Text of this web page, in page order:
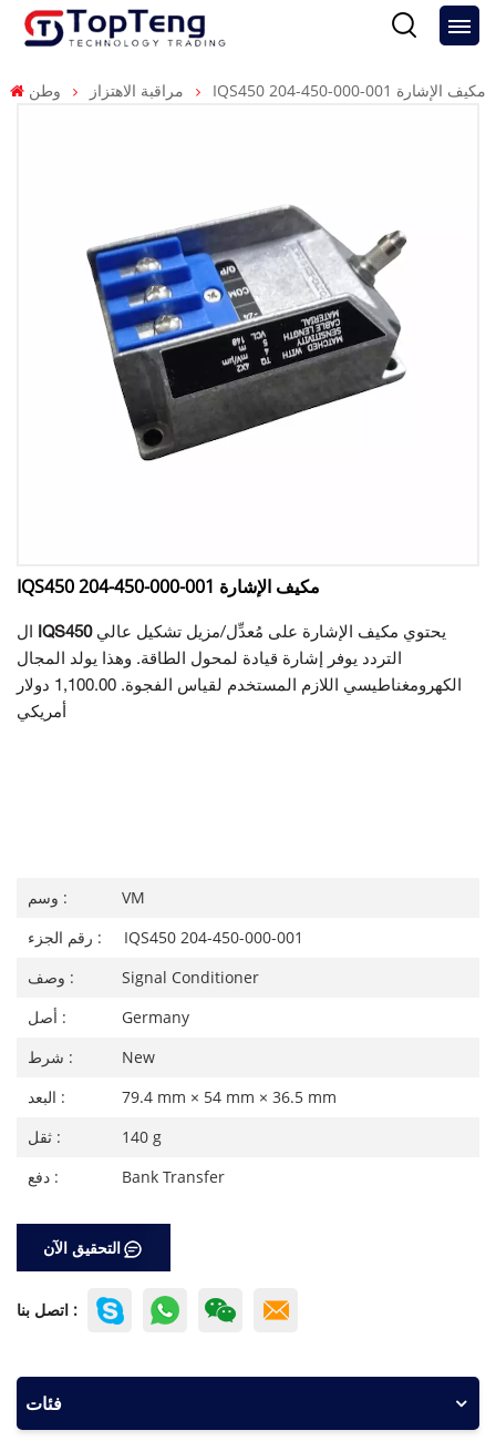
وطن مراقبة الاهتزاز IQS450 204-450-000-001 مكيف الإشارة
IQS450 204-450-000-001 مكيف الإشارة
IQS450 يحتوي مكيف الإشارة على مُعدِّل/مزيل تشكيل عالي
التردد يوفر إشارة قيادة لمحول الطاقة. وهذا يولد المجال
الكهرومغناطيسي اللازم المستخدم لقياس الفجوة. 1,100.00 دولار
أمريكي
وسم :
VM
رقم الجزء :
IQS450 204-450-000-001
وصف :
Signal Conditioner
أصل :
Germany
شرط :
New
البعد :
79.4 mm × 54 mm × 36.5 mm
ثقل :
140 g
دفع :
Bank Transfer
التحقيق الآن
اتصل بنا :
فئات